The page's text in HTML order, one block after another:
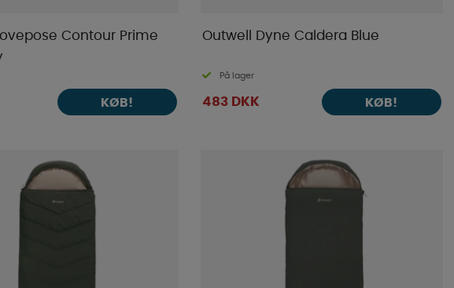
Contour Prime
KØB!
Outwell Dyne Caldera Blue
På lager
483 DKK KØB!